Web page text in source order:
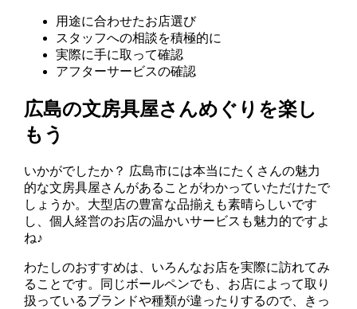
用途に合わせたお店選び
スタッフへの相談を積極的に
実際に手に取って確認
アフターサービスの確認
広島の文房具屋さんめぐりを楽し
もう
いかがでしたか？ 広島市には本当にたくさんの魅力
的な文房具屋さんがあることがわかっていただけたで
しょうか。大型店の豊富な品揃えも素晴らしいです
し、個人経営のお店の温かいサービスも魅力的ですよ
ね♪
わたしのおすすめは、いろんなお店を実際に訪れてみ
ることです。同じボールペンでも、お店によって取り
扱っているブランドや種類が違ったりするので、きっ